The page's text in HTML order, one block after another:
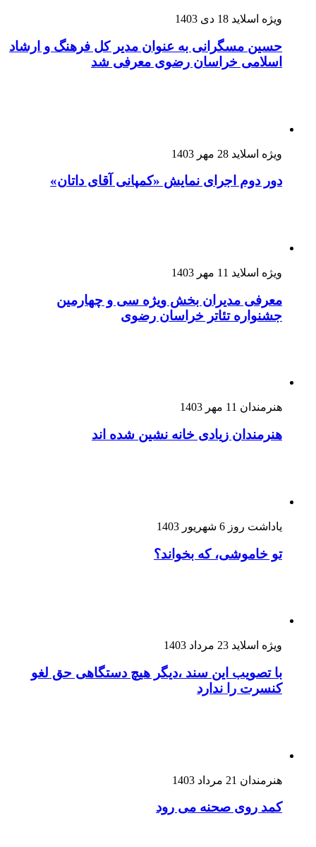
ویژه اسلاید 18 دی 1403
حسین مسگرانی به عنوان مدیر کل فرهنگ و ارشاد
اسلامی خراسان رضوی معرفی شد
ویژه اسلاید 28 مهر 1403
دور دوم اجرای نمایش «کمپانی آقای داتان»
ویژه اسلاید 11 مهر 1403
معرفی مدیران بخش ویژه سی و چهارمین
جشنواره تئاتر خراسان رضوی
هنرمندان 11 مهر 1403
هنرمندان زیادی خانه نشین شده اند
یاداشت روز 6 شهریور 1403
تو خاموشی، که بخواند؟
ویژه اسلاید 23 مرداد 1403
با تصویب این سند ،دیگر هیچ دستگاهی حق لغو
کنسرت را ندارد
هنرمندان 21 مرداد 1403
کمد روی صحنه می رود